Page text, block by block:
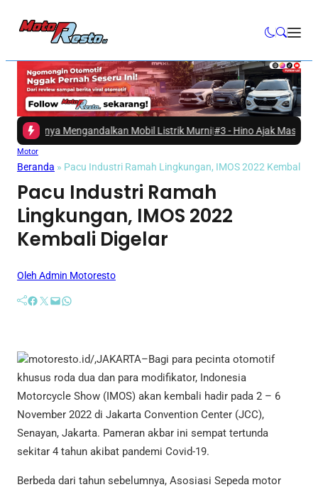
Mengandalkan Mobil Listrik Murni|#3 -Hino Ajak Masyarakat
Motor
Beranda » Pacu Industri Ramah Lingkungan, IMOS 2022 Kembali
Pacu Industri Ramah
Lingkungan, IMOS 2022
Kembali Digelar
Oleh Admin Motoresto
Facebook Twitter Mail WhatsApp
motoresto.id/,JAKARTA–Bagi para pecinta otomotif
khusus roda dua dan para modifikator, Indonesia
Motorcycle Show (IMOS) akan kembali hadir pada 2 – 6
November 2022 di Jakarta Convention Center (JCC),
Senayan, Jakarta. Pameran akbar ini sempat tertunda
sekitar 4 tahun akibat pandemi Covid-19.
Berbeda dari tahun sebelumnya, Asosiasi Sepeda motor